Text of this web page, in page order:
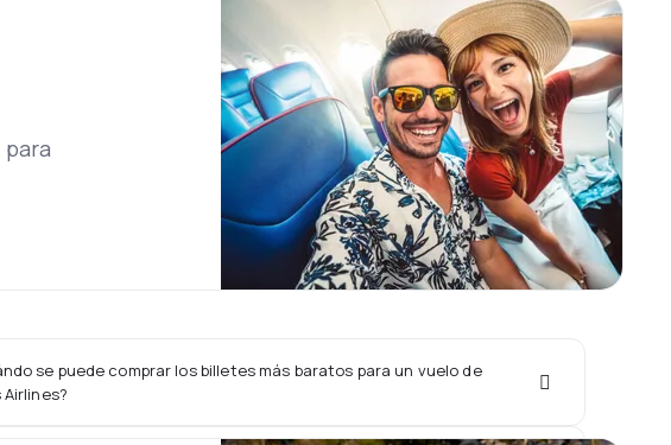
se puede comprar los billetes más baratos para un vuelo de